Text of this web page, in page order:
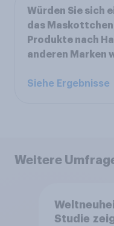
Würden Sie sich
das
Produkte nach
anderen Marken
Siehe Ergebnisse
Weitere
Studie